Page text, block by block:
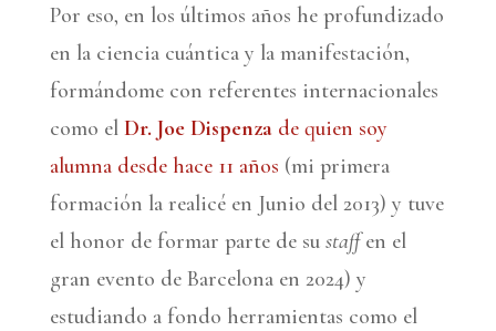
Por eso, en los últimos años he profundizado
en la ciencia cuántica y la manifestación,
formándome con referentes internacionales
como el Dr. Joe Dispenzade quien soy
alumna desde hace 11 años (mi primera
formación la realicé en Junio del 2013) y tuve
el honor de formar parte de su staffen el
gran evento de Barcelona en 2024) y
estudiando a fondo herramientas como el